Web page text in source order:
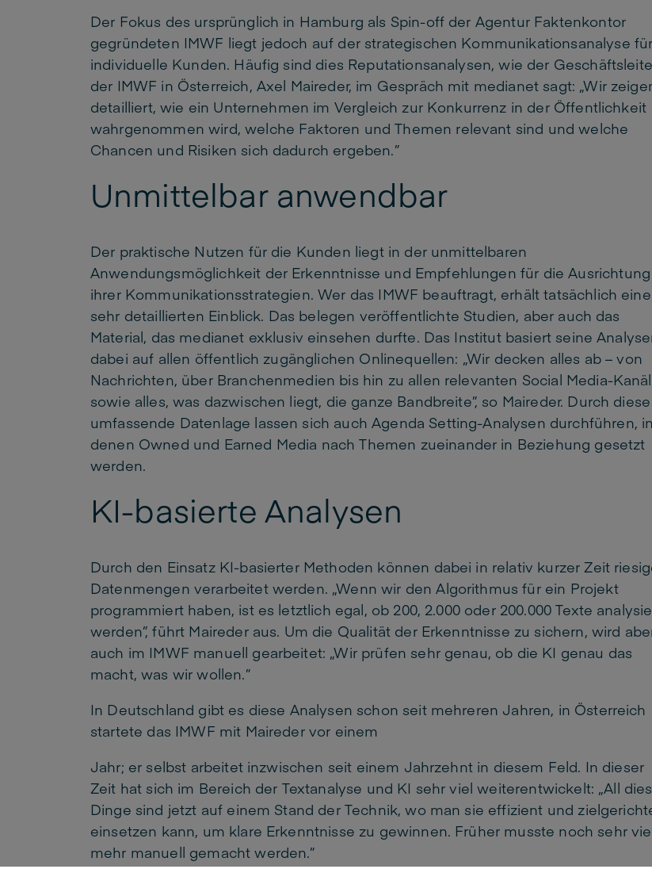
Der Fokus des ursprünglich in Hamburg als Spin-off der Agentur Faktenkontor
gegründeten IMWF liegt jedoch auf der strategischen Kommunikationsanalyse für
individuelle Kunden. Häufig sind dies Reputationsanalysen, wie der
der IMWF in Österreich, Axel Maireder, im Gespräch mit medianet sagt: „Wir
detailliert, wie ein Unternehmen im Vergleich zur Konkurrenz in der Öffentlichkeit
wahrgenommen wird, welche Faktoren und Themen relevant sind und welche
Chancen und Risiken sich dadurch ergeben.”
Unmittelbar anwendbar
Der praktische Nutzen für die Kunden liegt in der unmittelbaren
Anwendungsmöglichkeit der Erkenntnisse und Empfehlungen für die Ausrichtung
ihrer Kommunikationsstrategien. Wer das IMWF beauftragt, erhält tatsächlich
sehr detaillierten Einblick. Das belegen veröffentlichte Studien, aber auch das
Material, das medianet exklusiv einsehen durfte. Das Institut basiert seine
dabei auf allen öffentlich zugänglichen Onlinequellen: „Wir decken alles ab – von
Nachrichten, über Branchenmedien bis hin zu allen relevanten Social Media-
sowie alles, was dazwischen liegt, die ganze Bandbreite”, so Maireder. Durch diese
umfassende Datenlage lassen sich auch Agenda Setting-Analysen durchführen, in
denen Owned und Earned Media nach Themen zueinander in Beziehung gesetzt
werden.
KI-basierte Analysen
Durch den Einsatz KI-basierter Methoden können dabei in relativ kurzer Zeit
Datenmengen verarbeitet werden. „Wenn wir den Algorithmus für ein Projekt
programmiert haben, ist es letztlich egal, ob 200, 2.000 oder 200.000 Texte
werden”, führt Maireder aus. Um die Qualität der Erkenntnisse zu sichern, wird
auch im IMWF manuell gearbeitet: „Wir prüfen sehr genau, ob die KI genau das
macht, was wir wollen.”
In Deutschland gibt es diese Analysen schon seit mehreren Jahren, in Österreich
startete das IMWF mit Maireder vor einem
Jahr; er selbst arbeitet inzwischen seit einem Jahrzehnt in diesem Feld. In dieser
Zeit hat sich im Bereich der Textanalyse und KI sehr viel weiterentwickelt: „All
Dinge sind jetzt auf einem Stand der Technik, wo man sie effizient und
einsetzen kann, um klare Erkenntnisse zu gewinnen. Früher musste noch sehr
mehr manuell gemacht werden.”